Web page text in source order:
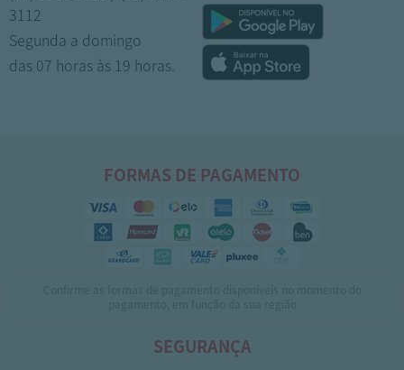
3112
Segunda a domingo
das 07 horas às 19 horas.
FORMAS DE PAGAMENTO
SEGURANÇA